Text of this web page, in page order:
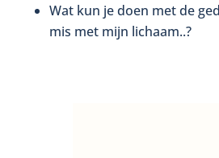
Wat kun je doen met de
mis met mijn lichaam..?